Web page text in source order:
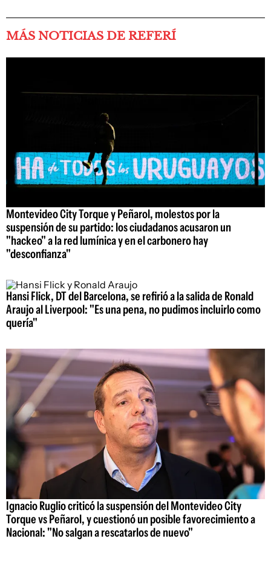
MÁS NOTICIAS DE REFERÍ
Montevideo City Torque y Peñarol, molestos por la
suspensión de su partido: los ciudadanos acusaron un
"hackeo" a la red lumínica y en el carbonero hay
"desconfianza"
Hansi Flick, DT del Barcelona, se refirió a la salida de Ronald
Araujo al Liverpool: "Es una pena, no pudimos incluirlo como
quería"
Ignacio Ruglio criticó la suspensión del Montevideo City
Torque vs Peñarol, y cuestionó un posible favorecimiento a
Nacional: "No salgan a rescatarlos de nuevo"